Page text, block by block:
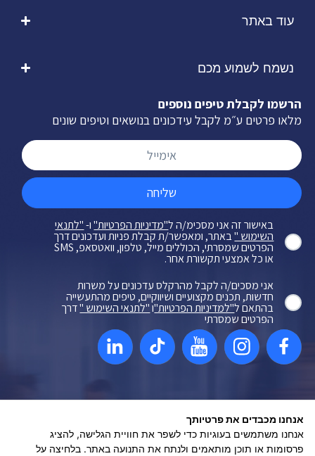
עוד באתר
נשמח לשמוע מכם
הרשמו לקבלת טיפים נוספים
מלאו פרטים ע״מ לקבל עידכונים בנושאים וטיפים שונים
באישור זה אני מסכימ/ה ל"מדיניות הפרטיות"ו-"לתנאי
השימוש "באתר, ומאפשר/ת קבלת פניות ועדכונים דרך
הפרטים שמסרתי, הכוללים מייל, טלפון, וואטסאפ, SMS
או כל אמצעי תקשורת אחר.
אני מסכים/ה לקבל מהרקלס עדכונים על משרות
חדשות, תכנים מקצועיים ושיווקיים, טיפים מהתעשייה
בהתאם ל"למדיניות הפרטיות"ו"לתנאי השימוש "דרך
הפרטים שמסרתי
שליחה
שיווק דיגיטלי - ליעד פתרונות פרסום
אנחנו מכבדים את פרטיותך
אנחנו משתמשים בעוגיות כדי לשפר את חוויית הגלישה, להציג
פרסומות או תוכן מותאמים ולנתח את התנועה באתר. בלחיצה על